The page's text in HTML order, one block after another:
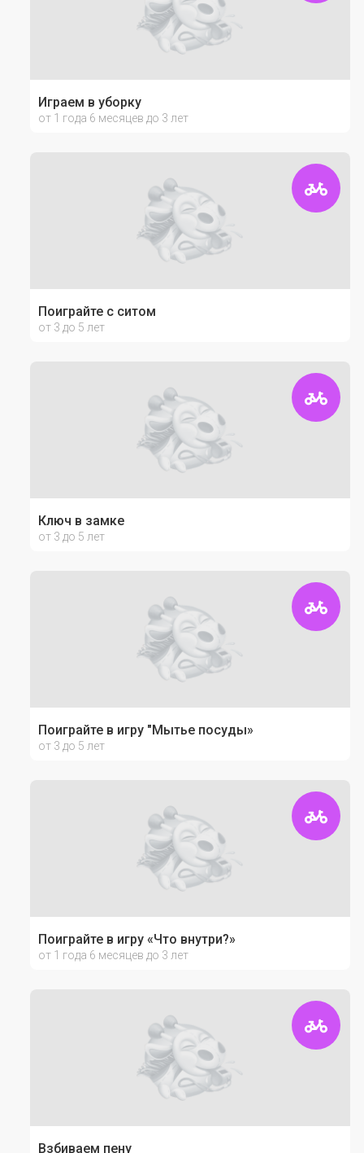
Играем в уборку
от 1 года 6 месяцев до 3 лет
Поиграйте с ситом
от 3 до 5 лет
Ключ в замке
от 3 до 5 лет
Поиграйте в игру "Мытье посуды»
от 3 до 5 лет
Поиграйте в игру «Что внутри?»
от 1 года 6 месяцев до 3 лет
Взбиваем пену